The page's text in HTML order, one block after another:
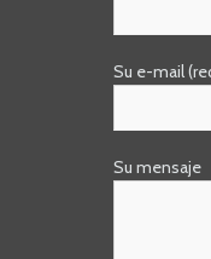
Su e-mail
Su mensaje